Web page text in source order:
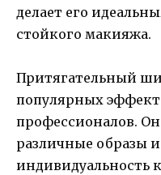
делает его
стойкого макияжа.
Притягательный
популярных
профессионалов. Он
различные образы
индивидуальность